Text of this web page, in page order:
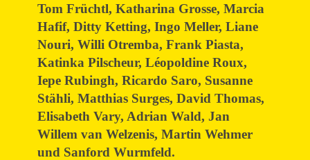
Tom Früchtl, Katharina Grosse, Marcia
Hafif, Ditty Ketting, Ingo Meller, Liane
Nouri, Willi Otremba, Frank Piasta,
Katinka Pilscheur, Léopoldine Roux,
Iepe Rubingh, Ricardo Saro, Susanne
Stähli, Matthias Surges, David Thomas,
Elisabeth Vary, Adrian Wald, Jan
Willem van Welzenis, Martin Wehmer
und Sanford Wurmfeld.